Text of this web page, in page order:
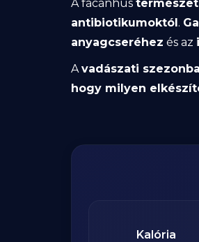
A fácánhús
antibiotikumoktól.
anyagcseréhez és az
A vadászati
hogy milyen
Kalória